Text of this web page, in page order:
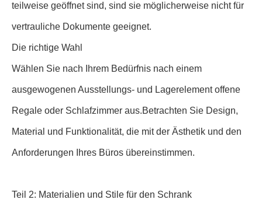
teilweise geöffnet sind, sind sie möglicherweise nicht für
vertrauliche Dokumente geeignet.
Die richtige Wahl
Wählen Sie nach Ihrem Bedürfnis nach einem
ausgewogenen Ausstellungs- und Lagerelement offene
Regale oder Schlafzimmer aus.Betrachten Sie Design,
Material und Funktionalität, die mit der Ästhetik und den
Anforderungen Ihres Büros übereinstimmen.
Teil 2: Materialien und Stile für den Schrank